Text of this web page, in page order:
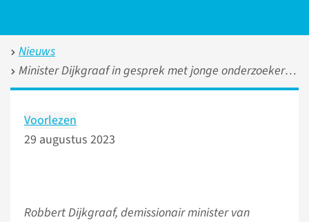
Nieuws
Minister Dijkgraaf in gesprek met jonge onderzoekers in Radboudumc
Voorlezen
29 augustus 2023
Robbert Dijkgraaf, demissionair minister van